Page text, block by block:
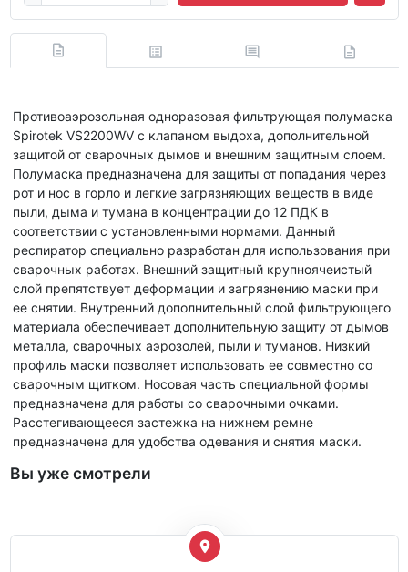
Противоаэрозольная одноразовая фильтрующая полумаска
Spirotek VS2200WV с клапаном выдоха, дополнительной
защитой от сварочных дымов и внешним защитным слоем.
Полумаска предназначена для защиты от попадания через
рот и нос в горло и легкие загрязняющих веществ в виде
пыли, дыма и тумана в концентрации до 12 ПДК в
соответствии с установленными нормами. Данный
респиратор специально разработан для использования при
сварочных работах. Внешний защитный крупноячеистый
слой препятствует деформации и загрязнению маски при
ее снятии. Внутренний дополнительный слой фильтрующего
материала обеспечивает дополнительную защиту от дымов
металла, сварочных аэрозолей, пыли и туманов. Низкий
профиль маски позволяет использовать ее совместно со
сварочным щитком. Носовая часть специальной формы
предназначена для работы со сварочными очками.
Расстегивающееся застежка на нижнем ремне
предназначена для удобства одевания и снятия маски.
Вы уже смотрели